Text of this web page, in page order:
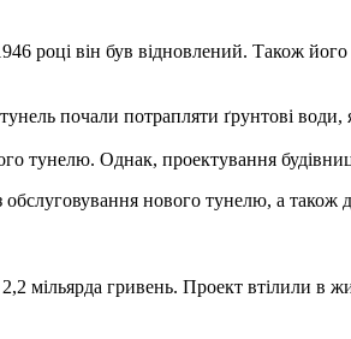
році він був відновлений. Також його
почали потрапляти ґрунтові
тунелю. Однак, проектування
нового тунелю, а також
мільярда гривень. Проект втілили в